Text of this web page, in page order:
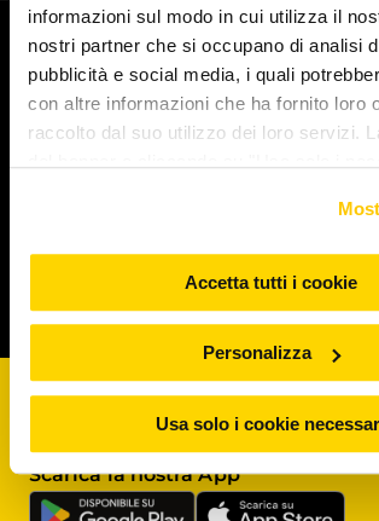
informazioni sul modo in cui utilizza il
nostri partner che si occupano di analisi
pubblicità e social media, i quali
con altre informazioni che ha fornito loro
raccolto dal suo utilizzo dei loro servizi.
la nostra cookie policy. Il consenso può
diverse categorie di cookies da
Accetta tutti i cookie
Personalizza
Usa solo i cookie
Arcaplanet
Novità e servizi
Corporate & Legal
Assistenza clienti
Servizio clienti
Scarica la nostra App